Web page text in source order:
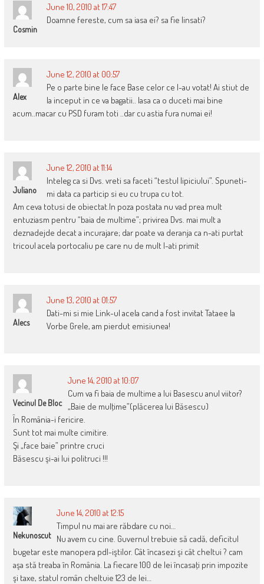
Cosmin
June 10, 2010 at 17:47
Doamne fereste, cum sa iasa ei? sa fie linsati?
Alex
June 12, 2010 at 00:57
Pe o parte bine le face Base celor ce l-au votat! Ai stiut de
la inceput in ce va bagatii.. lasa ca o duceti mai bine
acum..macar cu PSD furam toti ..dar cu astia fura numai ei!
Juliano
June 12, 2010 at 11:14
Inteleg ca si Dvs. vreti sa faceti “testul lipiciului”. Spuneti-
mi data ca particip si eu cu trupa cu tot.
Am ceva totusi de obiectat.In poza postata nu vad prea mult
entuziasm pentru “baia de multime”; privirea Dvs. mai mult a
deznadejde decat a incurajare; dar poate va deranja ca n-ati purtat
tricoul acela portocaliu pe care nu de mult l-ati primit
Alecs
June 13, 2010 at 01:57
Dati-mi si mie Link-ul acela cand a fost invitat Tataee la
Vorbe Grele, am pierdut emisiunea!
Vecinul De Bloc
June 14, 2010 at 10:07
Cum va fi baia de multime a lui Basescu anul viitor?
„Baie de mulţime”(plăcerea lui Băsescu)
În România-i fericire.
Sunt tot mai multe cimitire.
Şi „face baie” printre cruci
Băsescu şi-ai lui politruci !!!
Nekunoscut
June 14, 2010 at 12:15
Timpul nu mai are răbdare cu noi…
Nu avem cu cine. Guvernul trebuie să cadă, deficitul
bugetar este manopera pdl-iştilor. Cât încasezi şi cât cheltui ? cam
aşa stă treaba în România. La fiecare 100 de lei încasaţi prin impozite
şi taxe, statul român cheltuie 123 de lei…